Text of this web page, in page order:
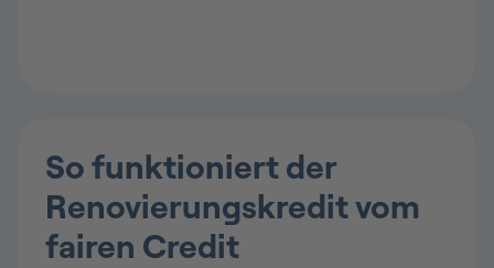
So funktioniert der
Renovierungskredit vom
fairen Credit